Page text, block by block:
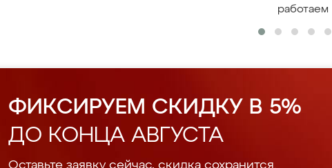
работаем
ФИКСИРУЕМ СКИДКУ В 5%
ДО КОНЦА АВГУСТА
Оставьте заявку сейчас, скидка сохранится.